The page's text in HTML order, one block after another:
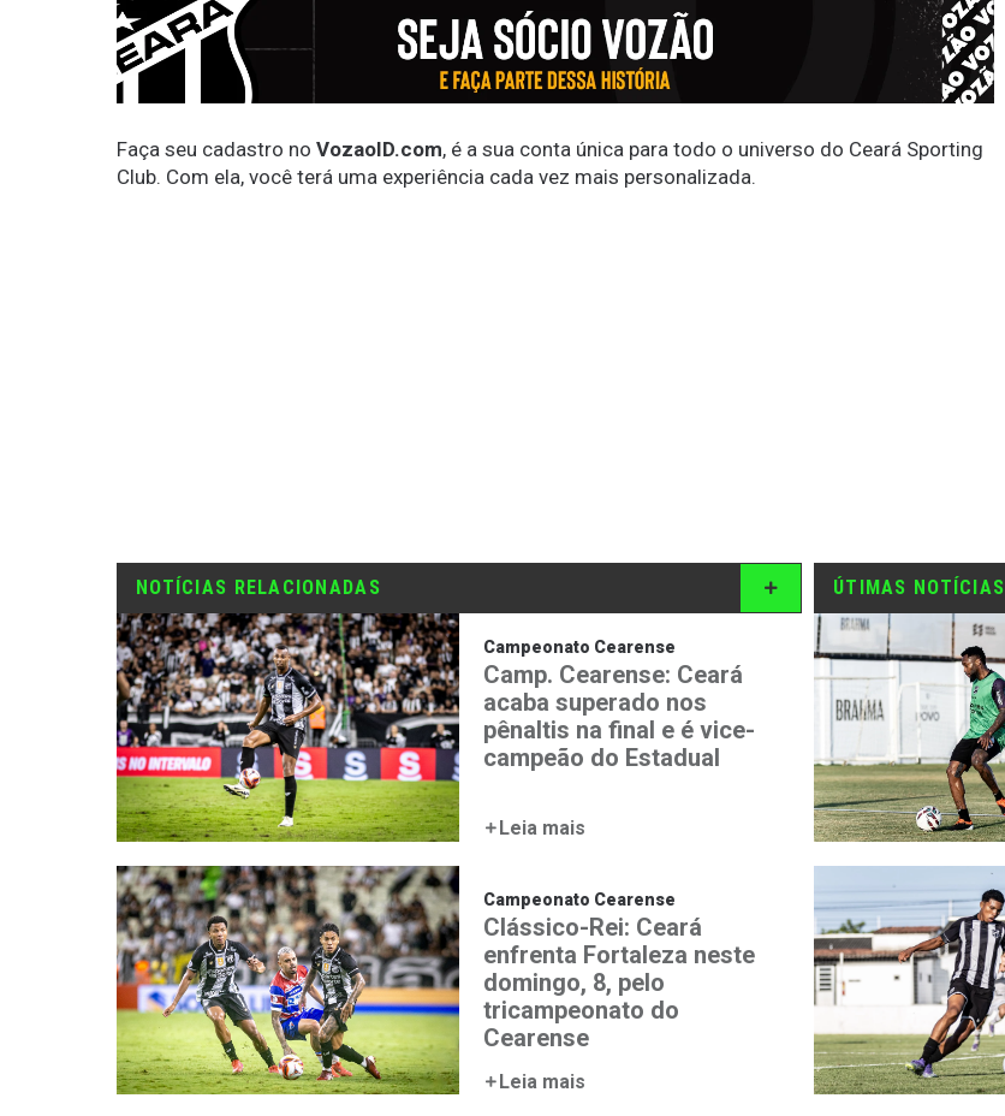
Faça seu cadastro no VozaoID.com, é a sua conta única para todo o universo do Ceará Sporting
Club. Com ela, você terá uma experiência cada vez mais personalizada.
NOTÍCIAS RELACIONADAS
Campeonato Cearense
Camp. Cearense: Ceará
acaba superado nos
pênaltis na final e é vice-
campeão do Estadual
Leia mais
Campeonato Cearense
Clássico-Rei: Ceará
enfrenta Fortaleza neste
domingo, 8, pelo
tricampeonato do
Cearense
Leia mais
ÚTIMAS NOTÍCIAS